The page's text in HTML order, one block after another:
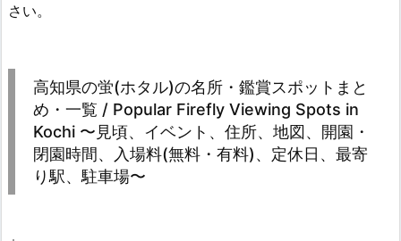
さい。
高知県の蛍(ホタル)の名所・鑑賞スポットまと
め・一覧 / Popular Firefly Viewing Spots in
Kochi 〜見頃、イベント、住所、地図、開園・
閉園時間、入場料(無料・有料)、定休日、最寄
り駅、駐車場〜